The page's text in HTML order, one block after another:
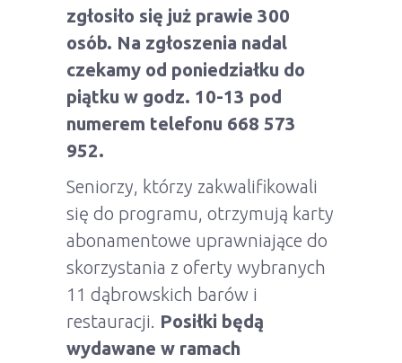
zgłosiło się już prawie 300
osób. Na zgłoszenia nadal
czekamy od poniedziałku do
piątku w godz. 10-13 pod
numerem telefonu 668 573
952.
Seniorzy, którzy zakwalifikowali
się do programu, otrzymują karty
abonamentowe uprawniające do
skorzystania z oferty wybranych
11 dąbrowskich barów i
restauracji. Posiłki będą
wydawane w ramach